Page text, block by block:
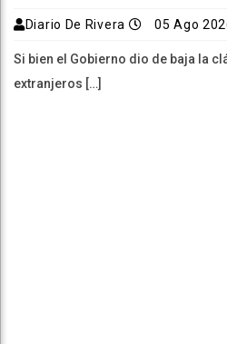
Diario De Rivera 05 Ago
Si bien el Gobierno dio de baja la
extranjeros […]